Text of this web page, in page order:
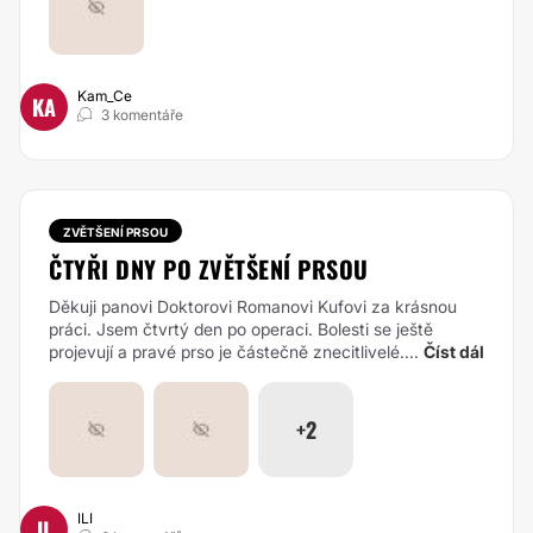
KA
Kam_Ce
3 komentáře
ZVĚTŠENÍ PRSOU
ČTYŘI DNY PO ZVĚTŠENÍ PRSOU
Děkuji panovi Doktorovi Romanovi Kufovi za krásnou
práci. Jsem čtvrtý den po operaci. Bolesti se ještě
projevují a pravé prso je částečně znecitlivelé.... Číst dál
+2
ILI